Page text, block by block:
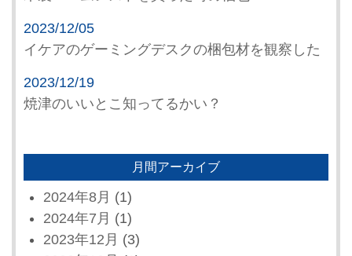
2023/12/05
イケアのゲーミングデスクの梱包材を観察した
2023/12/19
焼津のいいとこ知ってるかい？
月間アーカイブ
2024年8月 (1)
2024年7月 (1)
2023年12月 (3)